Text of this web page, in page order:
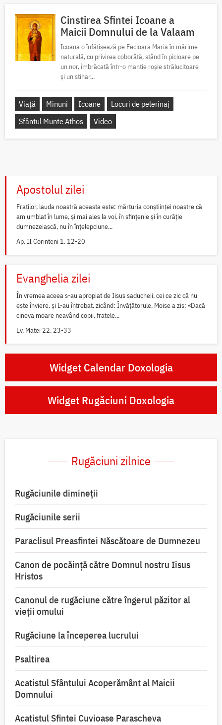
Cinstirea Sfintei Icoane a
Maicii Domnului de la Valaam
Icoana o înfățișează pe Fecioara Maria în mărime
naturală, cu privirea coborâtă, stând în picioare pe
un nor, îmbrăcată într-o mantie roșie strălucitoare
și un stihar...
Viață Minuni Icoane
Locuri de pelerinaj
Sfântul Munte Athos
Video
Apostolul zilei
Fraților, lauda noastră aceasta este: mărturia conștiinței noastre că
am umblat în lume, și mai ales la voi, în sfințenie și în curăție
dumnezeiască, nu în înțelepciune...
Ap. II Corinteni 1, 12-20
Evanghelia zilei
În vremea aceea s-au apropiat de Iisus saducheii, cei ce zic că nu
este înviere, și L-au întrebat, zicând: Învățătorule, Moise a zis: «Dacă
cineva moare neavând copii, fratele...
Ev. Matei 22, 23-33
Widget Calendar Doxologia
Widget Rugăciuni Doxologia
Rugăciuni zilnice
Rugăciunile dimineții
Rugăciunile serii
Paraclisul Preasfintei Născătoare de Dumnezeu
Canon de pocăință către Domnul nostru Iisus
Hristos
Canonul de rugăciune către îngerul păzitor al
vieții omului
Rugăciune la începerea lucrului
Psaltirea
Acatistul Sfântului Acoperământ al Maicii
Domnului
Acatistul Sfintei Cuvioase Parascheva